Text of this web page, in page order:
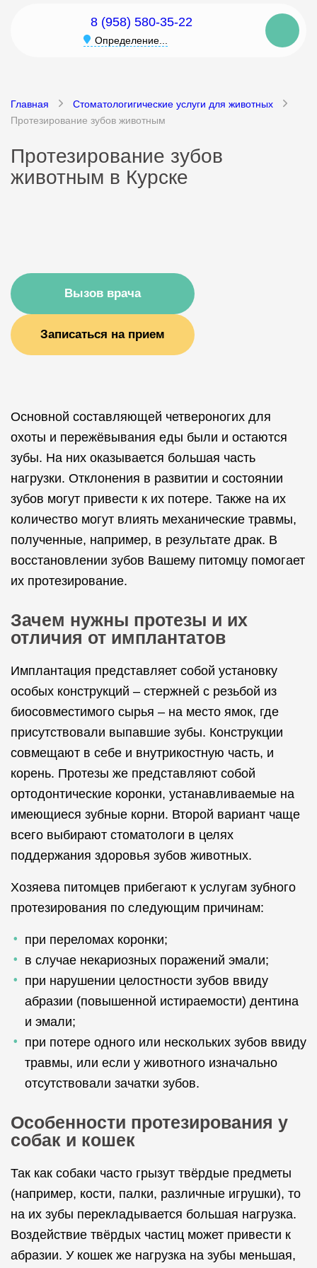
8 (958) 580-35-22
Определение...
Главная
Стоматологигические услуги для животных
Протезирование зубов животным
Протезирование зубов
животным в Курске
Вызов врача
Записаться на прием
Основной составляющей четвероногих для
охоты и пережёвывания еды были и остаются
зубы. На них оказывается большая часть
нагрузки. Отклонения в развитии и состоянии
зубов могут привести к их потере. Также на их
количество могут влиять механические травмы,
полученные, например, в результате драк. В
восстановлении зубов Вашему питомцу помогает
их протезирование.
Зачем нужны протезы и их
отличия от имплантатов
Имплантация представляет собой установку
особых конструкций – стержней с резьбой из
биосовместимого сырья – на место ямок, где
присутствовали выпавшие зубы. Конструкции
совмещают в себе и внутрикостную часть, и
корень. Протезы же представляют собой
ортодонтические коронки, устанавливаемые на
имеющиеся зубные корни. Второй вариант чаще
всего выбирают стоматологи в целях
поддержания здоровья зубов животных.
Хозяева питомцев прибегают к услугам зубного
протезирования по следующим причинам:
при переломах коронки;
в случае некариозных поражений эмали;
при нарушении целостности зубов ввиду
абразии (повышенной истираемости) дентина
и эмали;
при потере одного или нескольких зубов ввиду
травмы, или если у животного изначально
отсутствовали зачатки зубов.
Особенности протезирования у
собак и кошек
Так как собаки часто грызут твёрдые предметы
(например, кости, палки, различные игрушки), то
на их зубы перекладывается большая нагрузка.
Воздействие твёрдых частиц может привести к
абразии. У кошек же нагрузка на зубы меньшая,